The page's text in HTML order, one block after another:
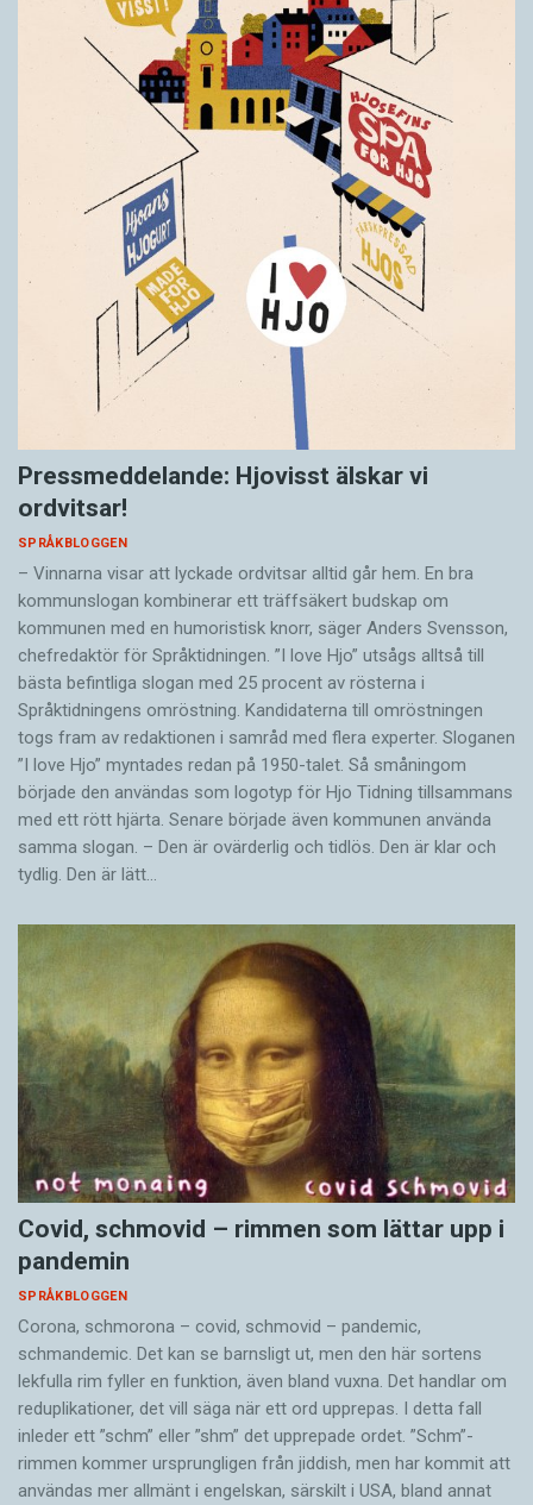
Pressmeddelande: Hjovisst älskar vi
ordvitsar!
SPRÅKBLOGGEN
– Vinnarna visar att lyckade ordvitsar alltid går hem. En bra
kommunslogan kombinerar ett träffsäkert budskap om
kommunen med en humoristisk knorr, säger Anders Svensson,
chefredaktör för Språktidningen. ”I love Hjo” utsågs alltså till
bästa befintliga slogan med 25 procent av rösterna i
Språktidningens omröstning. Kandidaterna till omröstningen
togs fram av redaktionen i samråd med flera experter. Sloganen
”I love Hjo” myntades redan på 1950-talet. Så småningom
började den användas som logotyp för Hjo Tidning tillsammans
med ett rött hjärta. Senare började även kommunen använda
samma slogan. – Den är ovärderlig och tidlös. Den är klar och
tydlig. Den är lätt…
Covid, schmovid – rimmen som lättar upp i
pandemin
SPRÅKBLOGGEN
Corona, schmorona – covid, schmovid – pandemic,
schmandemic. Det kan se barnsligt ut, men den här sortens
lekfulla rim fyller en funktion, även bland vuxna. Det handlar om
reduplikationer, det vill säga när ett ord upprepas. I detta fall
inleder ett ”schm” eller ”shm” det upprepade ordet. ”Schm”-
rimmen kommer ursprungligen från jiddish, men har kommit att
användas mer allmänt i engelskan, särskilt i USA, bland annat